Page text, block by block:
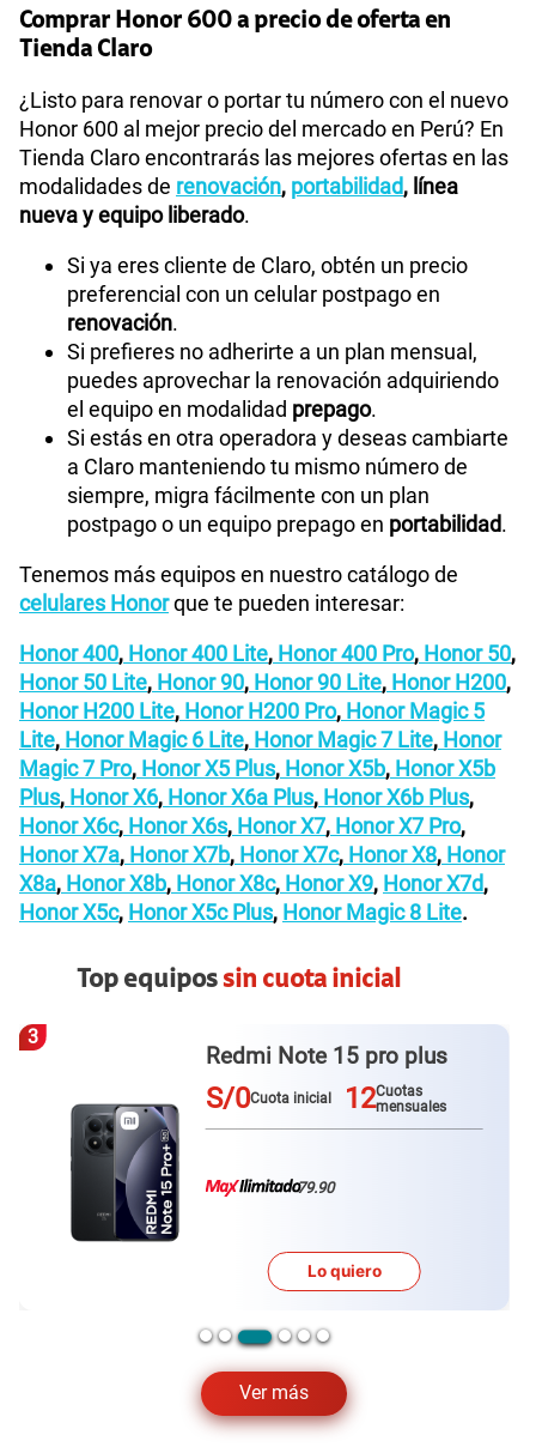
Comprar Honor 600 a precio de oferta en
Tienda Claro
¿Listo para renovar o portar tu número con el nuevo
Honor 600 al mejor precio del mercado en Perú? En
Tienda Claro encontrarás las mejores ofertas en las
modalidades de renovación, portabilidad, línea
nueva y equipo liberado.
Si ya eres cliente de Claro, obtén un precio
preferencial con un celular postpago en
renovación.
Si prefieres no adherirte a un plan mensual,
puedes aprovechar la renovación adquiriendo
el equipo en modalidad prepago.
Si estás en otra operadora y deseas cambiarte
a Claro manteniendo tu mismo número de
siempre, migra fácilmente con un plan
postpago o un equipo prepago en portabilidad.
Tenemos más equipos en nuestro catálogo de
celulares Honorque te pueden interesar:
Honor 400, Honor 400 Lite, Honor 400 Pro, Honor 50,
Honor 50 Lite, Honor 90, Honor 90 Lite, Honor H200,
Honor H200 Lite, Honor H200 Pro, Honor Magic 5
Lite, Honor Magic 6 Lite, Honor Magic 7 Lite, Honor
Magic 7 Pro, Honor X5 Plus, Honor X5b, Honor X5b
Plus, Honor X6, Honor X6a Plus, Honor X6b Plus,
Honor X6c, Honor X6s, Honor X7, Honor X7 Pro,
Honor X7a, Honor X7b, Honor X7c, Honor X8, Honor
X8a, Honor X8b, Honor X8c, Honor X9, Honor X7d,
Honor X5c, Honor X5c Plus, Honor Magic 8 Lite.
Top equipossin cuota inicial
Ver más
3
Redmi Note 15 pro plus
S/0Cuota inicial 12Cuotas
mensuales
79.90
Lo quiero